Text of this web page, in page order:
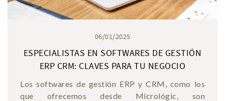
06/01/2025
ESPECIALISTAS EN SOFTWARES DE GESTIÓN
ERP CRM: CLAVES PARA TU NEGOCIO
Los softwares de gestión ERP y CRM, como los
que ofrecemos desde Micrológic, son